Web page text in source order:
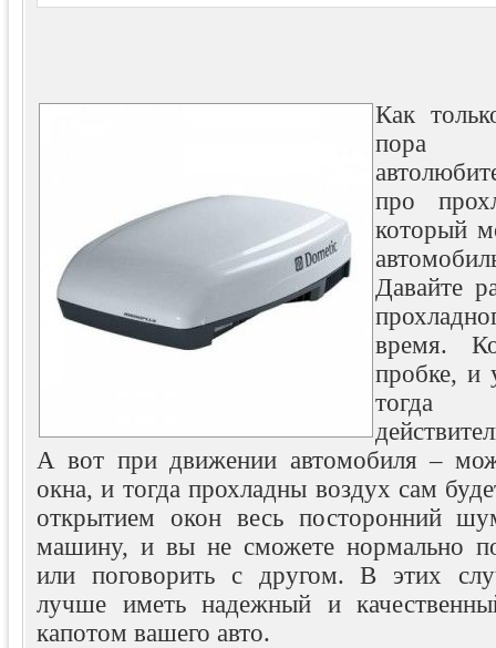
Как
пора
про
который
Давайте
время.
пробке, и
тогда
А вот при движении автомобиля –
окна, и тогда прохладны воздух сам
открытием окон весь посторонний
машину, и вы не сможете нормально
или поговорить с другом. В этих
лучше иметь надежный и
капотом вашего авто.